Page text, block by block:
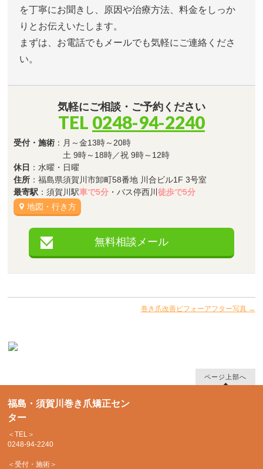
を丁寧にお聞きし、原因や治療方法、料金をしっか
りとお伝えいたします。
まずは、お電話でもメールでも気軽にご連絡くださ
い。
気軽にご相談・ご予約ください
TEL 0248-94-2240
受付・施術 ：月～金13時～20時
土 9時～18時／祝 9時～12時
休日 ：水曜・日曜
住所 ：福島県須賀川市卸町58番地 川合ビル1F 3号室
最寄駅 ：須賀川駅車で5分 ・バス停西川徒歩で5分
地図・行き方
無料相談メール
巻き爪改善ビフォーアフター写真 →
ページ上部へ
福島・須賀川巻き爪矯正セン
ター
＜TEL＞
0248-94-2240
＜受付・施術＞